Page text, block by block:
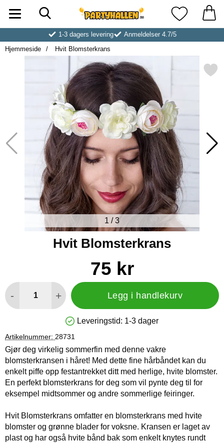
Startsiden for Partyhallen ABMine
1-3 dagers levering
Anmeldelser 4.7/5
Hjemmeside
Hvit Blomsterkrans
Merk hvit
1 /3
Hvit Blomsterkrans
Handle dette produktet, Hvit Blomsterkrans
pris
75 kr
- + Legg i handlekurv
Produkttilgjengelighet: På lager
Leveringstid: 1-3 dager
Artikelnummer: 28731
Gjør deg virkelig sommerfin med denne vakre
blomsterkransen i håret! Med dette fine hårbåndet kan du
enkelt piffe opp festantrekket ditt med herlige, hvite blomster.
En perfekt blomsterkrans for deg som vil pynte deg til for
eksempel midtsommer og andre sommerlige feiringer.
Hvit Blomsterkrans omfatter en blomsterkrans med hvite
blomster og grønne blader for voksne. Kransen er laget av
plast og har også hvite bånd bak som enkelt knytes rundt